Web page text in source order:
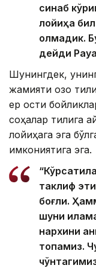
синаб
лойиҳа
олмадик.
дейди
Шунингдек,
жамияти қозоқ
ер ости
соҳалар тилига
лойиҳага эга
имкониятига эга.
таклиф
боғлиқ.
шуни
нархини
топамиз.